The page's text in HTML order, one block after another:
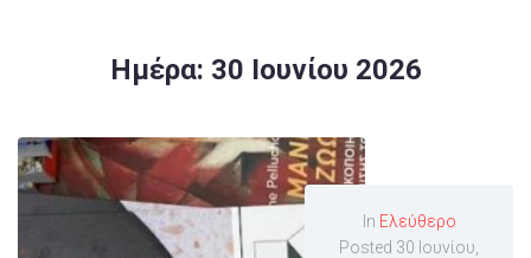
Ημέρα: 30 Ιουνίου 2026
In Ελεύθερο
Posted 30 Ιουνίου,